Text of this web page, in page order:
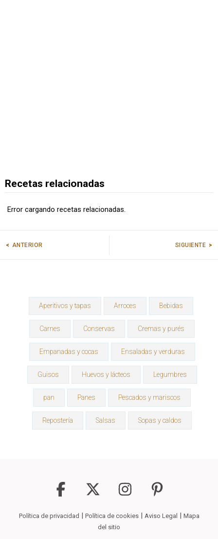
Recetas relacionadas
Error cargando recetas relacionadas.
ANTERIOR SIGUIENTE
Aperitivos y tapas Arroces Bebidas
Carnes Conservas Cremas y purés
Empanadas y cocas Ensaladas y verduras
Guisos Huevos y lácteos Legumbres
pan Panes Pescados y mariscos
Repostería Salsas Sopas y caldos
Política de privacidad | Política de cookies| Aviso Legal | Mapa
del sitio